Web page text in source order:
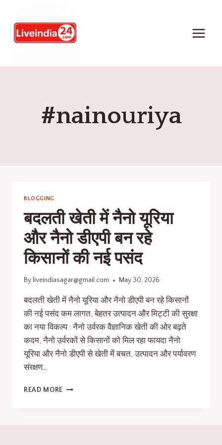
#nainouriya
BLOGGING
बदलती खेती में नैनो यूरिया
और नैनो डीएपी बन रहे
किसानों की नई पसंद
By liveindiasagar@gmail.com May 30, 2026
बदलती खेती में नैनो यूरिया और नैनो डीएपी बन रहे किसानों
की नई पसंद कम लागत, बेहतर उत्पादन और मिट्टी की सुरक्षा
का नया विकल्प : नैनो उर्वरक वैज्ञानिक खेती की ओर बढ़ते
कदम, नैनो उर्वरकों से किसानों को मिल रहा फायदा नैनो
यूरिया और नैनो डीएपी से खेती में बचत, उत्पादन और पर्यावरण
संरक्षण…
READ MORE